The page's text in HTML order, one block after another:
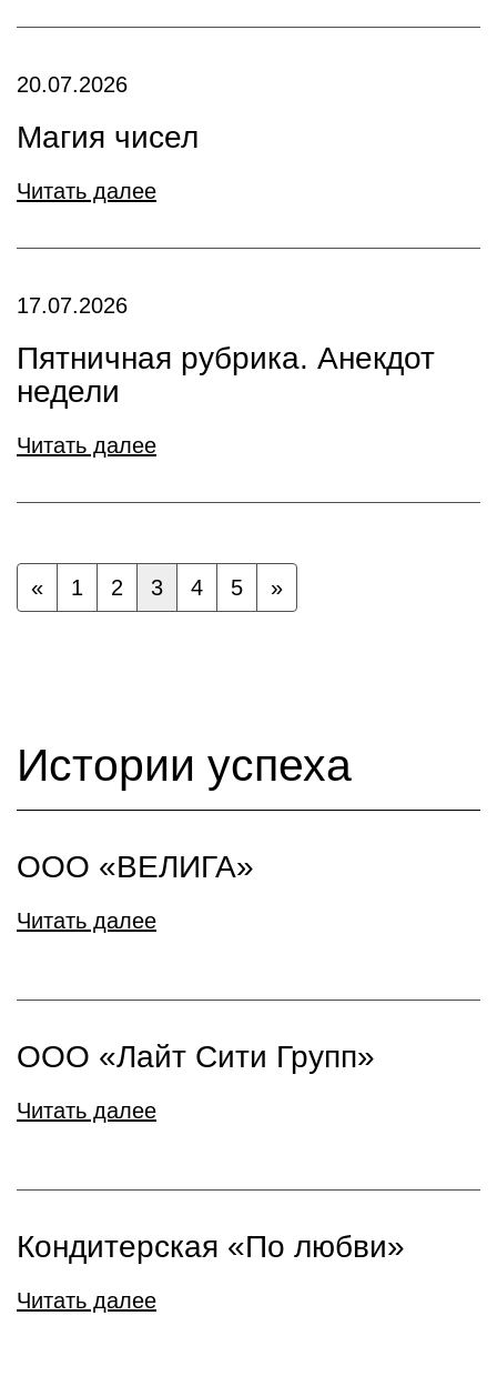
20.07.2026
Магия чисел
Читать далее
17.07.2026
Пятничная рубрика. Анекдот
недели
Читать далее
« 1 2 3 4 5 »
Истории успеха
ООО «ВЕЛИГА»
Читать далее
ООО «Лайт Сити Групп»
Читать далее
Кондитерская «По любви»
Читать далее